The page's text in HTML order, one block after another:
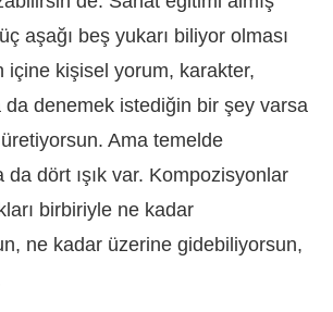
aşağı beş yukarı biliyor olması
içine kişisel yorum, karakter,
denemek istediğin bir şey varsa
Ama temelde
dört ışık var. Kompozisyonlar
birbiriyle ne kadar
ne kadar üzerine gidebiliyorsun,